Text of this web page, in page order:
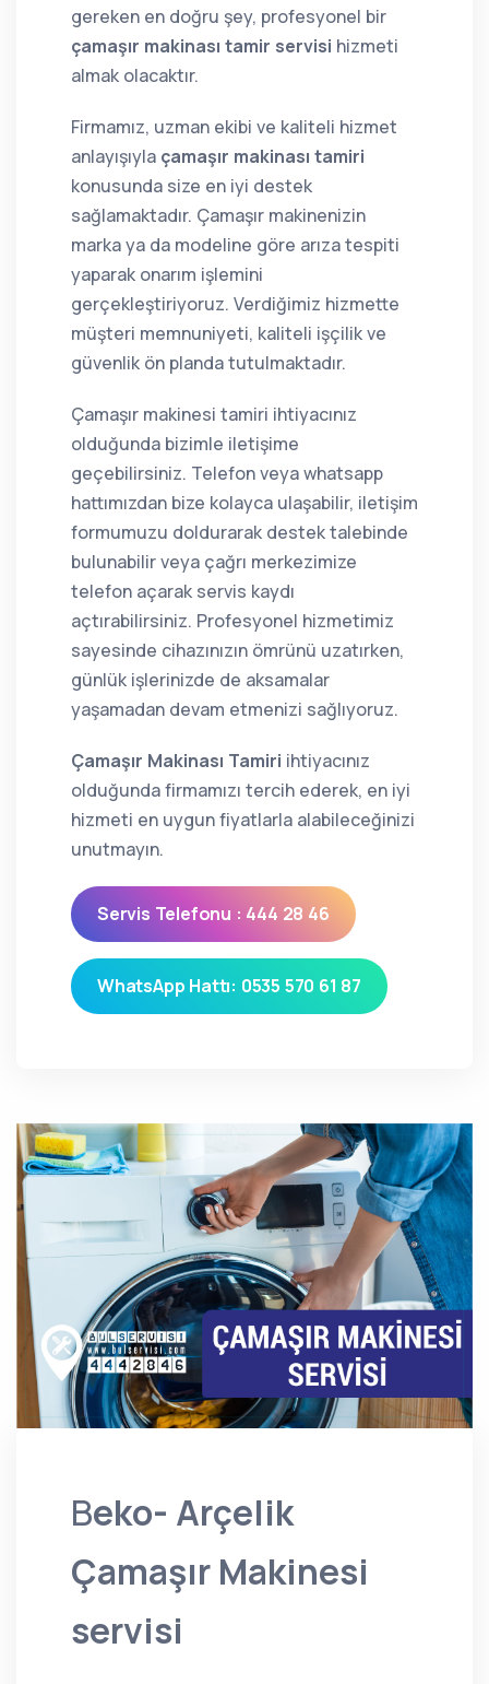
gereken en doğru şey, profesyonel bir
çamaşır makinası tamir servisi hizmeti
almak olacaktır.
Firmamız, uzman ekibi ve kaliteli hizmet
anlayışıyla çamaşır makinası tamiri
konusunda size en iyi destek
sağlamaktadır. Çamaşır makinenizin
marka ya da modeline göre arıza tespiti
yaparak onarım işlemini
gerçekleştiriyoruz. Verdiğimiz hizmette
müşteri memnuniyeti, kaliteli işçilik ve
güvenlik ön planda tutulmaktadır.
Çamaşır makinesi tamiri ihtiyacınız
olduğunda bizimle iletişime
geçebilirsiniz. Telefon veya whatsapp
hattımızdan bize kolayca ulaşabilir, iletişim
formumuzu doldurarak destek talebinde
bulunabilir veya çağrı merkezimize
telefon açarak servis kaydı
açtırabilirsiniz. Profesyonel hizmetimiz
sayesinde cihazınızın ömrünü uzatırken,
günlük işlerinizde de aksamalar
yaşamadan devam etmenizi sağlıyoruz.
Çamaşır Makinası Tamiri ihtiyacınız
olduğunda firmamızı tercih ederek, en iyi
hizmeti en uygun fiyatlarla alabileceğinizi
unutmayın.
Servis Telefonu : 444 28 46
WhatsApp Hattı: 0535 570 61 87
Beko- Arçelik
Çamaşır Makinesi
servisi